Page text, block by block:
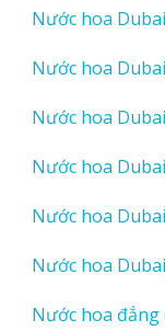
Nước hoa
Nước hoa
Nước hoa
Nước hoa
Nước hoa
Nước hoa
Nước hoa đẳng